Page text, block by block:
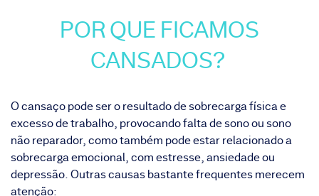
POR QUE FICAMOS
CANSADOS?
Ocansaçopode ser o resultado de sobrecarga física e
excesso de trabalho, provocando falta de sono ou sono
não reparador, como também pode estar relacionado a
sobrecarga emocional, com estresse, ansiedade ou
depressão. Outras causas bastante frequentes merecem
atenção: